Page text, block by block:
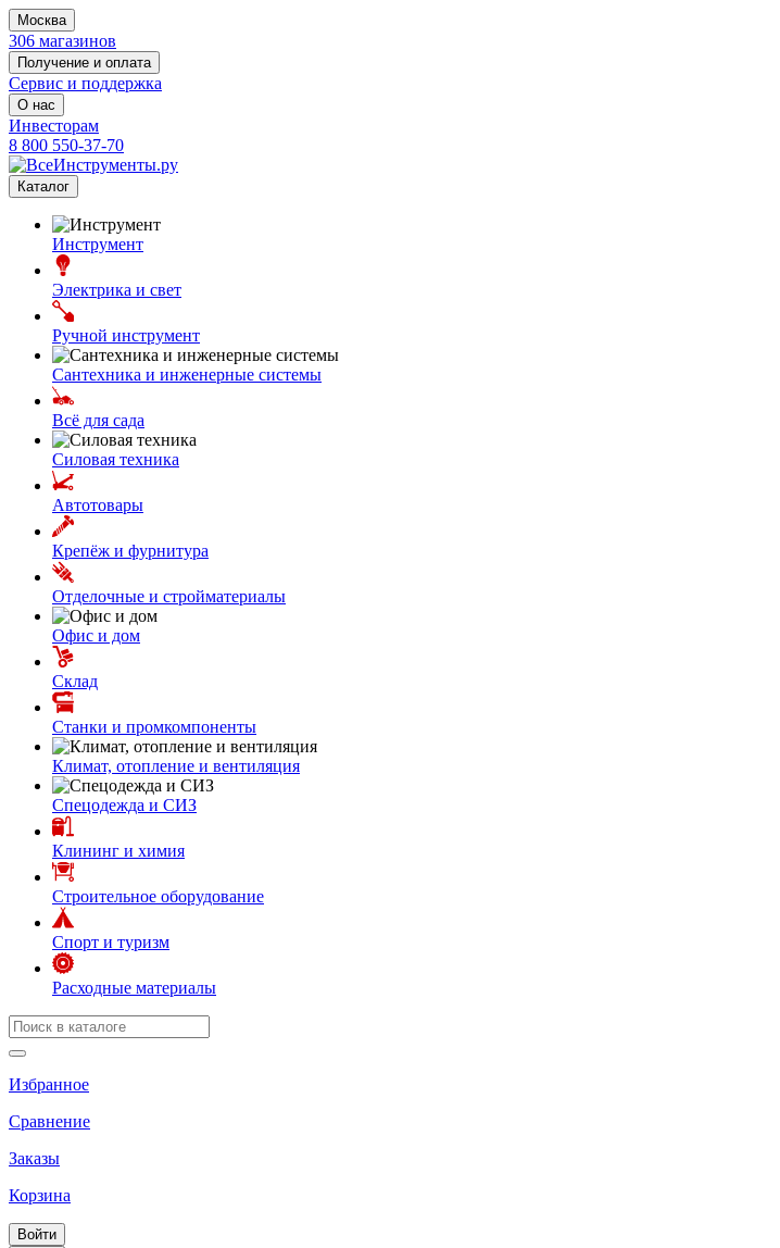
Москва
306 магазинов
Получение и оплата
Сервис и поддержка
О нас
Инвесторам
8 800 550-37-70
Каталог
Инструмент
Электрика и свет
Ручной инструмент
Сантехника и инженерные системы
Всё для сада
Силовая техника
Автотовары
Крепёж и фурнитура
Отделочные и стройматериалы
Офис и дом
Склад
Станки и промкомпоненты
Климат, отопление и вентиляция
Спецодежда и СИЗ
Клининг и химия
Строительное оборудование
Спорт и туризм
Расходные материалы
Избранное
Сравнение
Заказы
Корзина
Войти